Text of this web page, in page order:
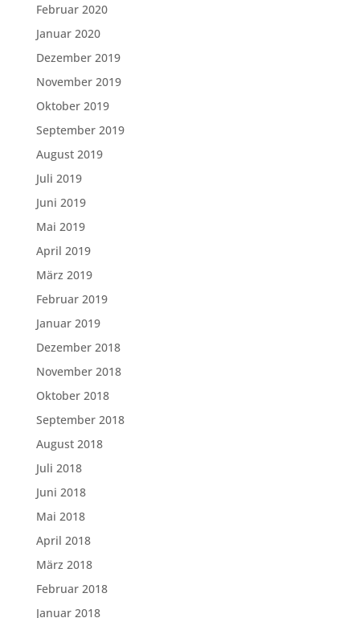
Februar 2020
Januar 2020
Dezember 2019
November 2019
Oktober 2019
September 2019
August 2019
Juli 2019
Juni 2019
Mai 2019
April 2019
März 2019
Februar 2019
Januar 2019
Dezember 2018
November 2018
Oktober 2018
September 2018
August 2018
Juli 2018
Juni 2018
Mai 2018
April 2018
März 2018
Februar 2018
Januar 2018